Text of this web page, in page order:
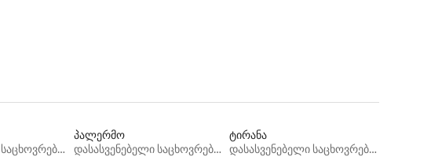
დასასვენებელი საცხოვრებლები
პალერმო
დასასვენებელი საცხოვრებლები
ტირანა
დასასვენებელი საცხოვრებლები